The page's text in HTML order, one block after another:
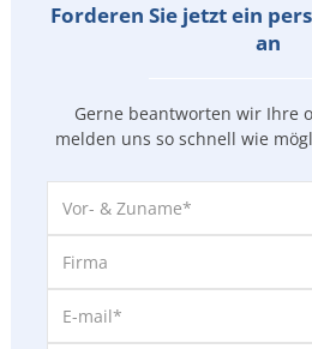
Forderen Sie jetzt ein
an
Gerne beantworten wir Ihre
melden uns so schnell wie